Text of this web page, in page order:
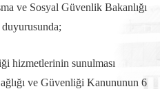
ve Sosyal Güvenlik Bakanlığı
hizmetlerinin sunulması
ve Güvenliği Kanununun 6